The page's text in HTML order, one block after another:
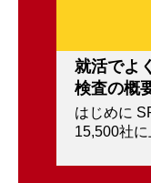
就活でよ
検査の概
はじめに
15,500社